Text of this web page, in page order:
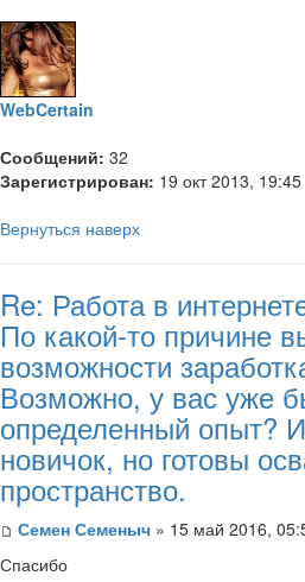
WebCertain
Сообщений: 32
Зарегистрирован: 19 окт 2013, 19:45
Вернуться наверх
Re: Работа в
По какой-то причине
возможности
Возможно, у вас уже
определенный опыт?
новичок, но готовы
пространство.
Семен Семеныч » 15 май 2016,
Спасибо